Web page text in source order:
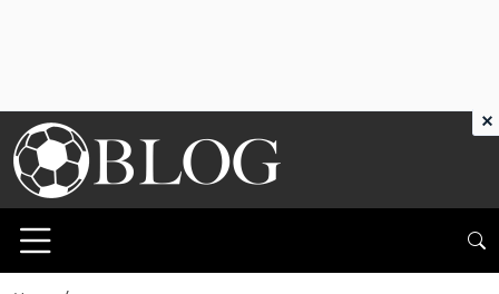
×